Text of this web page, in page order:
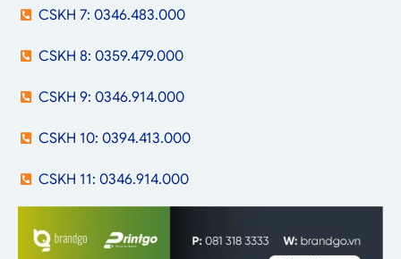
CSKH 7: 0346.483.000
CSKH 8: 0359.479.000
CSKH 9: 0346.914.000
CSKH 10: 0394.413.000
CSKH 11: 0346.914.000